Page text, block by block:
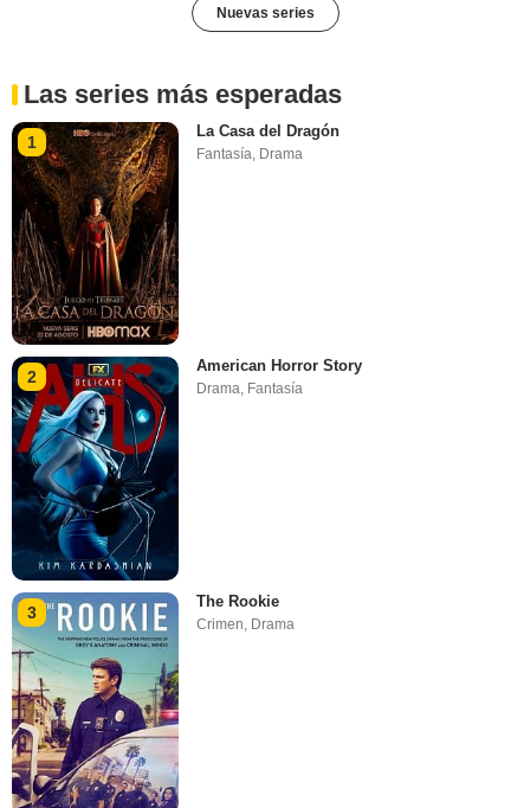
Nuevas series
Las series más esperadas
1
La Casa del Dragón
Fantasía, Drama
2
American Horror Story
Drama, Fantasía
3
The Rookie
Crimen Drama